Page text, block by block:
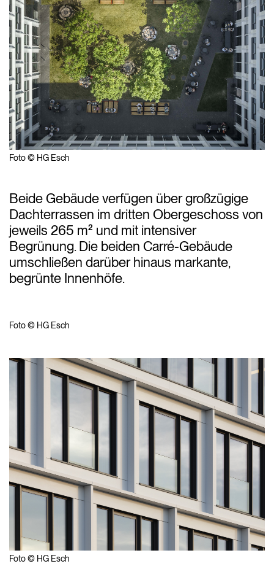
Foto © HG Esch
Beide Gebäude verfügen über großzügige
Dachterrassen im dritten Obergeschoss von
jeweils 265 m² und mit intensiver
Begrünung. Die beiden Carré-Gebäude
umschließen darüber hinaus markante,
begrünte Innenhöfe.
Foto © HG Esch
Foto © HG Esch